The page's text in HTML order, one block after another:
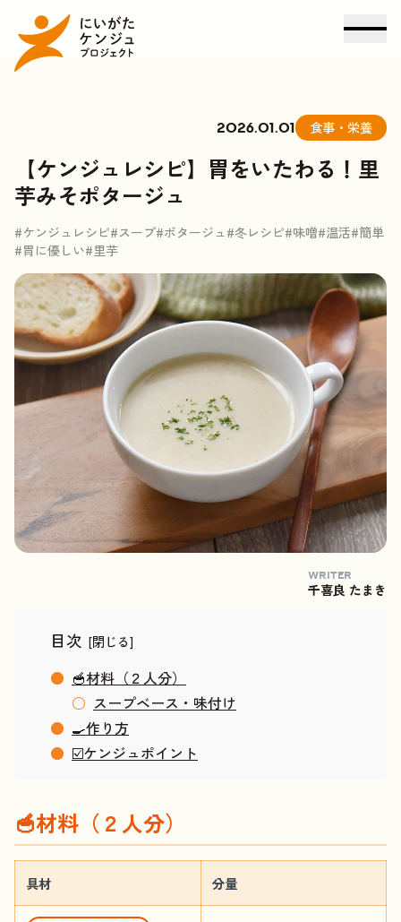
2026.01.01 食事・栄養
【ケンジュレシピ】胃をいたわる！里
芋みそポタージュ
#ケンジュレシピ#スープ#ポタージュ#冬レシピ#味噌#温活#簡単
#胃に優しい#里芋
WRITER
千喜良 たまき
目次
🥣材料（２人分）
スープベース・味付け
🍳作り方
☑️ケンジュポイント
🥣材料（２人分）
具材 分量